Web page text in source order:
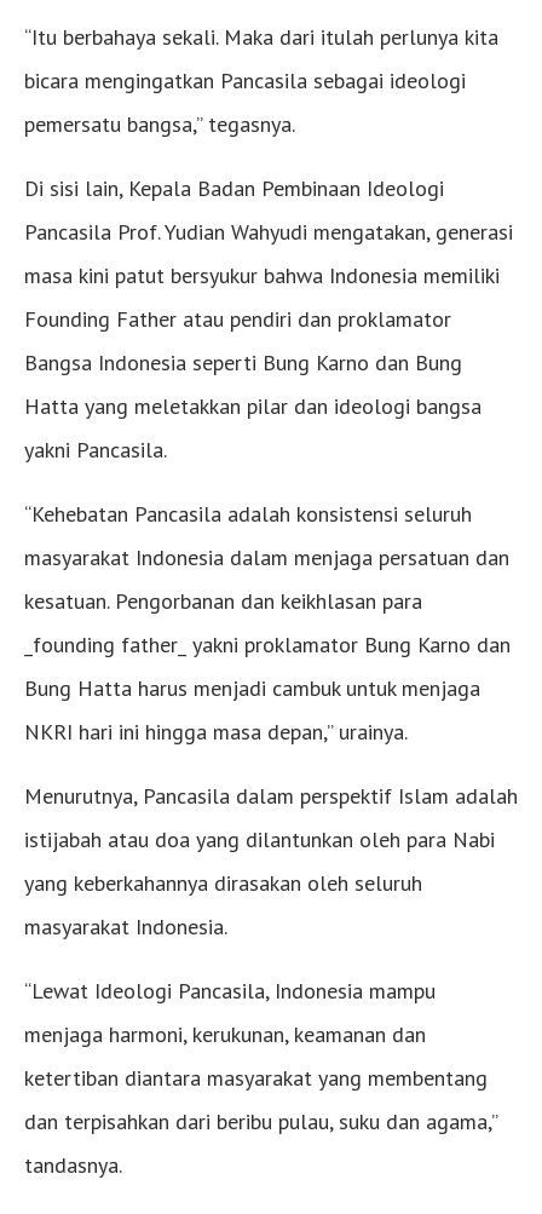
“Itu berbahaya sekali. Maka dari itulah perlunya kita
bicara mengingatkan Pancasila sebagai ideologi
pemersatu bangsa,” tegasnya.
Di sisi lain, Kepala Badan Pembinaan Ideologi
Pancasila Prof. Yudian Wahyudi mengatakan, generasi
masa kini patut bersyukur bahwa Indonesia memiliki
Founding Father atau pendiri dan proklamator
Bangsa Indonesia seperti Bung Karno dan Bung
Hatta yang meletakkan pilar dan ideologi bangsa
yakni Pancasila.
“Kehebatan Pancasila adalah konsistensi seluruh
masyarakat Indonesia dalam menjaga persatuan dan
kesatuan. Pengorbanan dan keikhlasan para
_founding father_ yakni proklamator Bung Karno dan
Bung Hatta harus menjadi cambuk untuk menjaga
NKRI hari ini hingga masa depan,” urainya.
Menurutnya, Pancasila dalam perspektif Islam adalah
istijabah atau doa yang dilantunkan oleh para Nabi
yang keberkahannya dirasakan oleh seluruh
masyarakat Indonesia.
“Lewat Ideologi Pancasila, Indonesia mampu
menjaga harmoni, kerukunan, keamanan dan
ketertiban diantara masyarakat yang membentang
dan terpisahkan dari beribu pulau, suku dan agama,”
tandasnya.